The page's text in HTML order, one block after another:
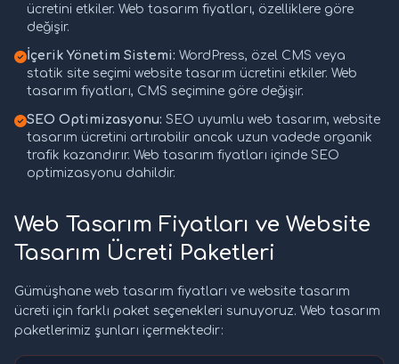
ücretini etkiler. Web tasarım fiyatları, özelliklere göre
değişir.
İçerik Yönetim Sistemi: WordPress, özel CMS veya
statik site seçimi website tasarım ücretini etkiler. Web
tasarım fiyatları, CMS seçimine göre değişir.
SEO Optimizasyonu: SEO uyumlu web tasarım, website
tasarım ücretini artırabilir ancak uzun vadede organik
trafik kazandırır. Web tasarım fiyatları içinde SEO
optimizasyonu dahildir.
Web Tasarım Fiyatları ve Website
Tasarım Ücreti Paketleri
Gümüşhane web tasarım fiyatları ve website tasarım
ücreti için farklı paket seçenekleri sunuyoruz. Web tasarım
paketlerimiz şunları içermektedir: